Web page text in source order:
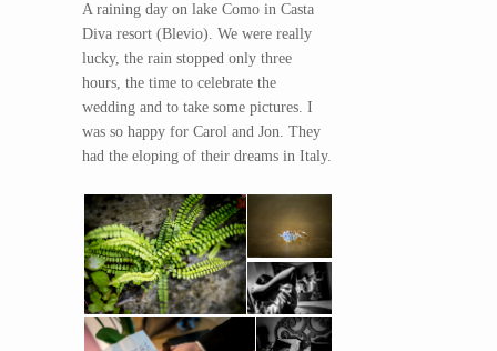
A raining day on lake Como in Casta
Diva resort (Blevio). We were really
lucky, the rain stopped only three
hours, the time to celebrate the
wedding and to take some pictures. I
was so happy for Carol and Jon. They
had the eloping of their dreams in Italy.